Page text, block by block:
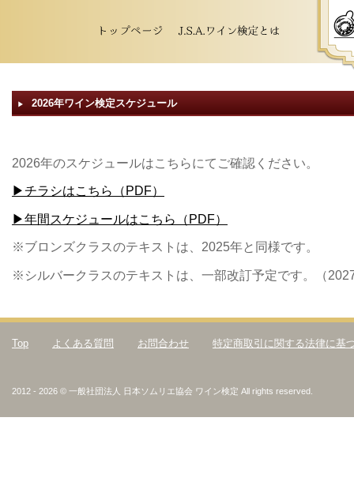
▶︎ 2026年ワイン検定スケジュール
2026年のスケジュールはこちらにてご確認ください。
▶チラシはこちら（PDF）
▶年間スケジュールはこちら（PDF）
※ブロンズクラスのテキストは、2025年と同様です。
※シルバークラスのテキストは、一部改訂予定です。（
Top よくある質問 お問合わせ 特定商取引に関する法律に基
2012 - 2026 © 一般社団法人 日本ソムリエ協会 ワイン検定 All rights reserved.